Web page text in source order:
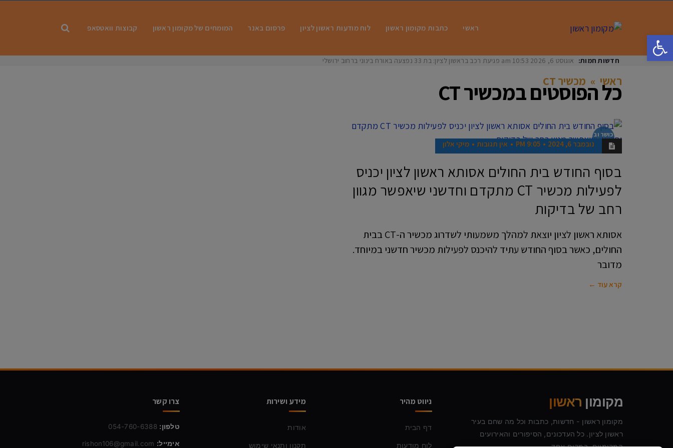
פתח סרגל נגישות
ראשי כתבות מקומון ראשון לוח מודעות ראשון לציון פרסום באנר המומחים של מקומון ראשון קבוצות וואטסאפ
חדשות חמות: אוגוסט 6, 2026 10:53 am פגיעת רכב בראשון לציון: בת 33 נפצעה באורח בינוני ברחוב ירושלים
ראשי » מכשיר CT
כל הפוסטים במכשיר CT
כושר וב
ריאות
נובמבר 6, 2024 9:05 PM אין תגובות מיקי אלון
בסוף החודש בית החולים אסותא ראשון לציון יכניס
לפעילות מכשיר CT מתקדם וחדשני שיאפשר מגוון
רחב של בדיקות
אסותא ראשון לציון יוצאת למהלך משמעותי לשדרוג מכשיר ה-CT בבית
החולים, כאשר בסוף החודש עתיד להיכנס לפעילות מכשיר חדשני במיוחד.
מדובר
קרא עוד ←
מקומון ראשון
מקומון ראשון - חדשות, כתבות וכל מה שחם בעיר
ראשון לציון. כל העדכונים, הסיפורים והאירועים
המקומיים, במקום אחד.
ניווט מהיר
דף הבית
לוח מודעות
מידע ושירות
אודות
תקנון ותנאי שימוש
צרו קשר
טלפון: 054-760-6388
אימייל: rishon106@gmail.com